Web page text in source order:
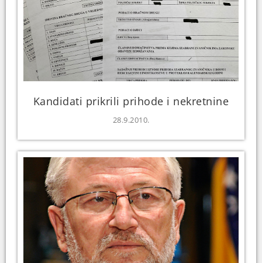
Kandidati prikrili prihode i nekretnine
28.9.2010.